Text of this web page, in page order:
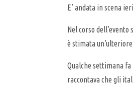
E’ andata in scena
Nel corso
è stimata
Qualche settimana
raccontava che gli